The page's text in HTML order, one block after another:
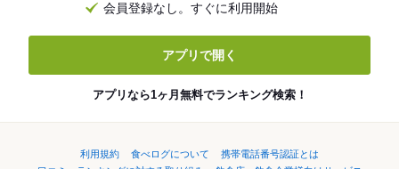
会員登録なし。すぐに利用開始
アプリで開く
アプリなら1ヶ月無料でランキング検索！
利用規約 食べログについて
携帯電話番号認証とは